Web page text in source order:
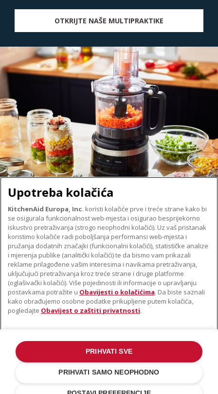
OTKRIJTE NAŠE MULTIPRAKTIKE
O TVRTKI KITCHENAID
Robna marka
Povijest
ODR
PODRŠKA
Pronađi trgovinu
Jamstvo i dokumenti
PRATITE NAS
©2022. Sva prava pridržana. KitchenAid i dizajn samostojećeg miksera
zaštitni su znakovi u SAD-u. i u drugim državama .
Obavijest o zaštiti privatnosti.Kolačić.Ostale države
Upotreba kolačića
KitchenAid Europa, Inc. koristi kolačiće prve i treće strane kako bi
se osigurala funkcionalnost web-mjesta i osigurao besprijekorno
iskustvo pretraživanja (strogo neophodni kolačići). Uz vaš pristanak
koristimo kolačiće radi poboljšanja performansi web-mjesta i
pružanja dodatnih značajki (funkcionalni kolačići), statističke analize
i mjerenja publike (analitički kolačići) te da bismo vam prikazali
reklame prilagođene vašim interesima i navikama pretraživanja,
uključujući pretraživanja kroz treće strane i druge platforme
(oglašivački kolačići). Više pojedinosti ili informacije o upravljanju
postavkama potražite u Obavijesti o kolačićima. Da biste saznali
kako obrađujemo osobne podatke prikupljene putem kolačića,
pogledajte Obavijest o zaštiti privatnosti.
PRIHVATI SAMO NEOPHODNO
PRIHVATI SVE